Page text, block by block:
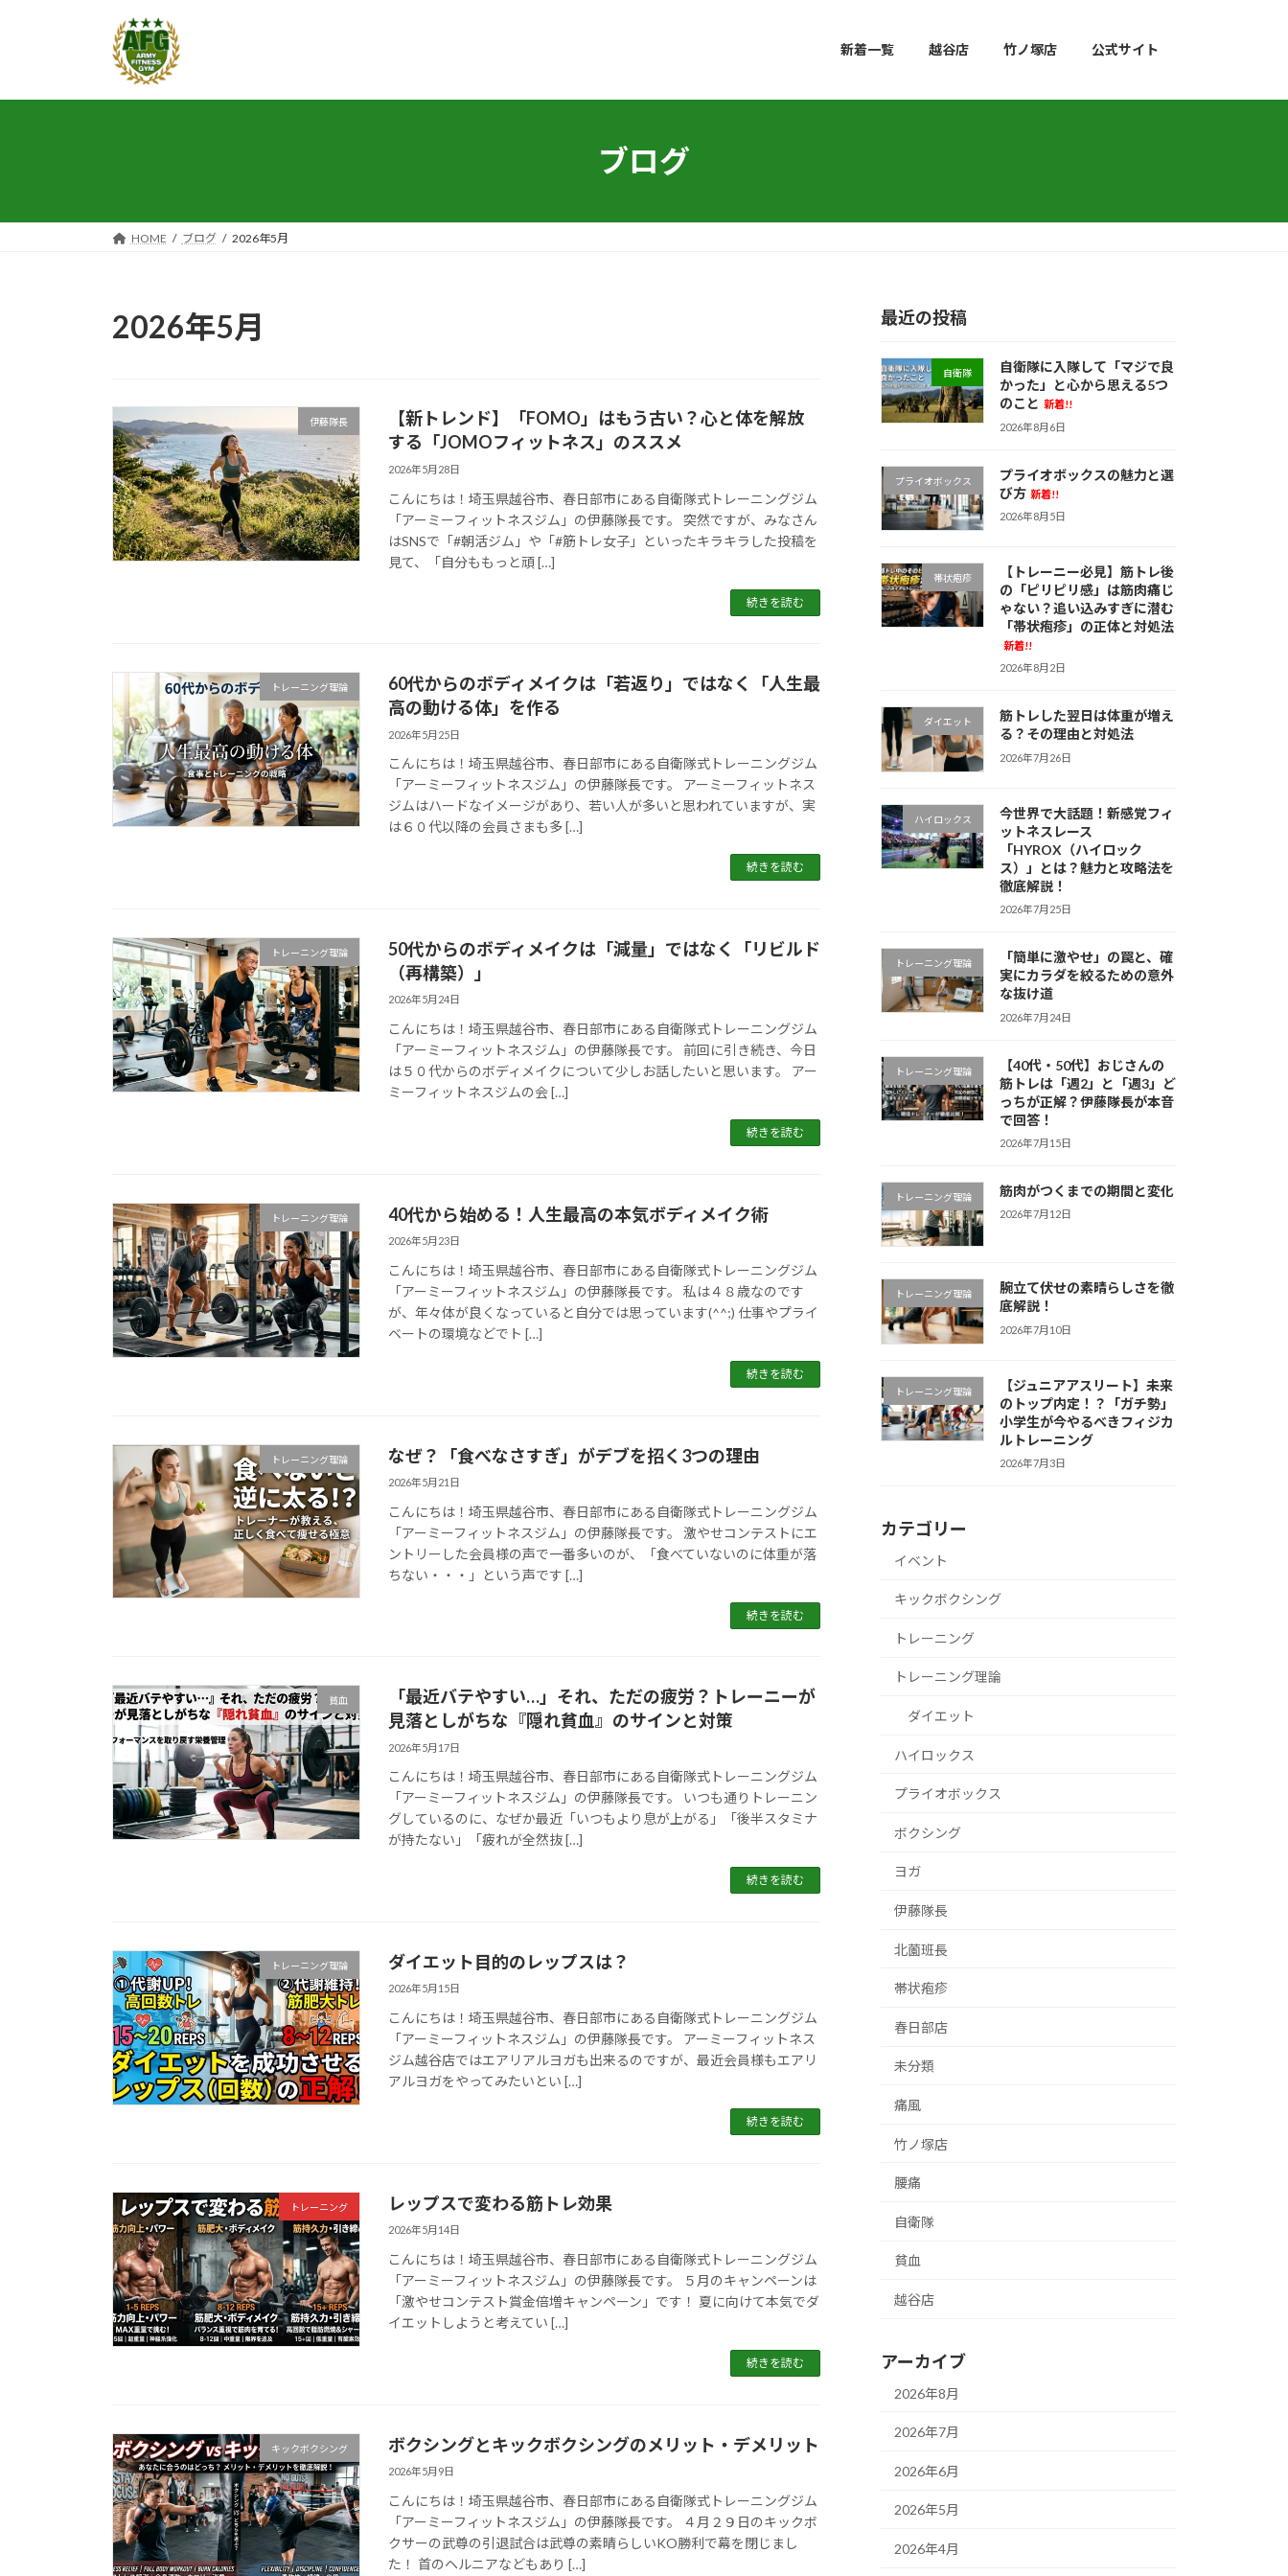
ツ
プ
シ
動
新着一覧 越谷店 竹ノ塚店 公式サイト
ブログ
HOME ブログ 2026年5月
2026年5月
伊藤隊長
【新トレンド】「FOMO」はもう古い？心と体を解放
する「JOMOフィットネス」のススメ
2026年5月28日
こんにちは！埼玉県越谷市、春日部市にある自衛隊式トレーニングジム
「アーミーフィットネスジム」の伊藤隊長です。 突然ですが、みなさん
はSNSで「#朝活ジム」や「#筋トレ女子」といったキラキラした投稿を
見て、「自分ももっと頑 […]
続きを読む
トレーニング理論
60代からのボディメイクは「若返り」ではなく「人生最
高の動ける体」を作る
2026年5月25日
こんにちは！埼玉県越谷市、春日部市にある自衛隊式トレーニングジム
「アーミーフィットネスジム」の伊藤隊長です。 アーミーフィットネス
ジムはハードなイメージがあり、若い人が多いと思われていますが、実
は６０代以降の会員さまも多 […]
続きを読む
トレーニング理論
50代からのボディメイクは「減量」ではなく「リビルド
（再構築）」
2026年5月24日
こんにちは！埼玉県越谷市、春日部市にある自衛隊式トレーニングジム
「アーミーフィットネスジム」の伊藤隊長です。 前回に引き続き、今日
は５０代からのボディメイクについて少しお話したいと思います。 アー
ミーフィットネスジムの会 […]
続きを読む
トレーニング理論 40代から始める！人生最高の本気ボディメイク術
2026年5月23日
こんにちは！埼玉県越谷市、春日部市にある自衛隊式トレーニングジム
「アーミーフィットネスジム」の伊藤隊長です。 私は４８歳なのです
が、年々体が良くなっていると自分では思っています(^^;) 仕事やプライ
ベートの環境などでト […]
続きを読む
トレーニング理論 なぜ？「食べなさすぎ」がデブを招く3つの理由
2026年5月21日
こんにちは！埼玉県越谷市、春日部市にある自衛隊式トレーニングジム
「アーミーフィットネスジム」の伊藤隊長です。 激やせコンテストにエ
ントリーした会員様の声で一番多いのが、「食べていないのに体重が落
ちない・・・」という声です […]
続きを読む
貧血
「最近バテやすい…」それ、ただの疲労？トレーニーが
見落としがちな『隠れ貧血』のサインと対策
2026年5月17日
こんにちは！埼玉県越谷市、春日部市にある自衛隊式トレーニングジム
「アーミーフィットネスジム」の伊藤隊長です。 いつも通りトレーニン
グしているのに、なぜか最近「いつもより息が上がる」「後半スタミナ
が持たない」「疲れが全然抜 […]
続きを読む
トレーニング理論 ダイエット目的のレップスは？
2026年5月15日
こんにちは！埼玉県越谷市、春日部市にある自衛隊式トレーニングジム
「アーミーフィットネスジム」の伊藤隊長です。 アーミーフィットネス
ジム越谷店ではエアリアルヨガも出来るのですが、最近会員様もエアリ
アルヨガをやってみたいとい […]
続きを読む
トレーニング レップスで変わる筋トレ効果
2026年5月14日
こんにちは！埼玉県越谷市、春日部市にある自衛隊式トレーニングジム
「アーミーフィットネスジム」の伊藤隊長です。 ５月のキャンペーンは
「激やせコンテスト賞金倍増キャンペーン」です！ 夏に向けて本気でダ
イエットしようと考えてい […]
続きを読む
キックボクシング ボクシングとキックボクシングのメリット・デメリット
2026年5月9日
こんにちは！埼玉県越谷市、春日部市にある自衛隊式トレーニングジム
「アーミーフィットネスジム」の伊藤隊長です。 ４月２９日のキックボ
クサーの武尊の引退試合は武尊の素晴らしいKO勝利で幕を閉じまし
た！ 首のヘルニアなどもあり […]
最近の投稿
自衛隊
自衛隊に入隊して「マジで良
かった」と心から思える5つ
のこと 新着!!
2026年8月6日
プライオボックス
プライオボックスの魅力と選
び方 新着!!
2026年8月5日
帯状疱疹
【トレーニー必見】筋トレ後
の「ピリピリ感」は筋肉痛じ
ゃない？追い込みすぎに潜む
「帯状疱疹」の正体と対処法
新着!!
2026年8月2日
ダイエット
筋トレした翌日は体重が増え
る？その理由と対処法
2026年7月26日
ハイロックス
今世界で大話題！新感覚フィ
ットネスレース
「HYROX（ハイロック
ス）」とは？魅力と攻略法を
徹底解説！
2026年7月25日
トレーニング理論
「簡単に激やせ」の罠と、確
実にカラダを絞るための意外
な抜け道
2026年7月24日
トレーニング理論
【40代・50代】おじさんの
筋トレは「週2」と「週3」ど
っちが正解？伊藤隊長が本音
で回答！
2026年7月15日
トレーニング理論 筋肉がつくまでの期間と変化
2026年7月12日
トレーニング理論
腕立て伏せの素晴らしさを徹
底解説！
2026年7月10日
トレーニング理論
【ジュニアアスリート】未来
のトップ内定！？「ガチ勢」
小学生が今やるべきフィジカ
ルトレーニング
2026年7月3日
カテゴリー
イベント
キックボクシング
トレーニング
トレーニング理論
ダイエット
ハイロックス
プライオボックス
ボクシング
ヨガ
伊藤隊長
北薗班長
帯状疱疹
春日部店
未分類
痛風
竹ノ塚店
腰痛
自衛隊
貧血
越谷店
アーカイブ
2026年8月
2026年7月
2026年6月
2026年5月
2026年4月